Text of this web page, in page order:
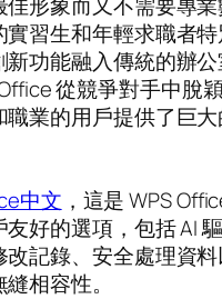
實習生和年輕求職者
新功能融入傳統的辦
從競爭對手中脫
職業的用戶提供了巨
中文 ，這是 WPS
好的選項，包括 AI
改記錄、安全處理資
相容性。